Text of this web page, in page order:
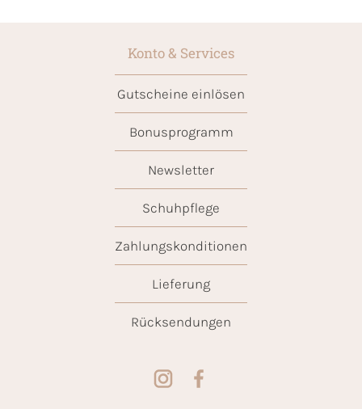
Konto & Services
Gutscheine einlösen
Bonusprogramm
Newsletter
Schuhpflege
Zahlungskonditionen
Lieferung
Rücksendungen